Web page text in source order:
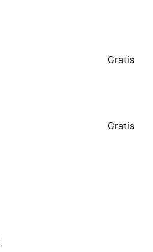
Gratis
Gratis